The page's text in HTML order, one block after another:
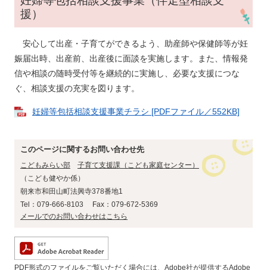
援）
安心して出産・子育てができるよう、助産師や保健師等が妊
娠届出時、出産前、出産後に面談を実施します。また、情報発
信や相談の随時受付等を継続的に実施し、必要な支援につな
ぐ、相談支援の充実を図ります。
妊婦等包括相談支援事業チラシ [PDFファイル／552KB]
このページに関するお問い合わせ先
こどもみらい部
子育て支援課（こども家庭センター）
こども健やか係
朝来市和田山町法興寺378番地1
Tel：079-666-8103
Fax：079-672-5369
メールでのお問い合わせはこちら
PDF形式のファイルをご覧いただく場合には、Adobe社が提供するAdobe